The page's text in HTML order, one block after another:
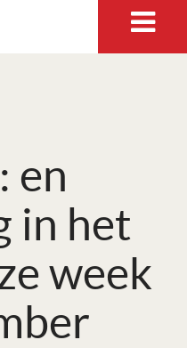
en
in het
week